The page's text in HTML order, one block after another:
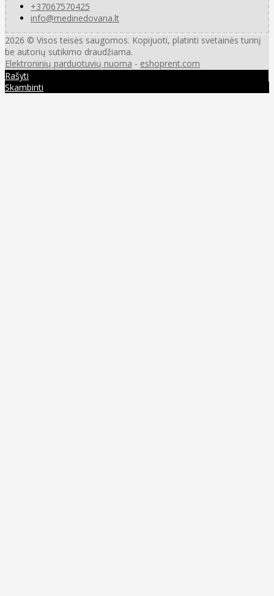
+37067570425
info@medinedovana.lt
2026 © Visos teisės saugomos. Kopijuoti, platinti svetainės turinį
be autorių sutikimo draudžiama.
Elektroninių parduotuvių nuoma - eshoprent.com
Rašyti
Skambinti